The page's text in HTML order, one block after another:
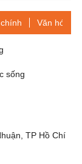
Văn hóa-
sống
TP Hồ Chí